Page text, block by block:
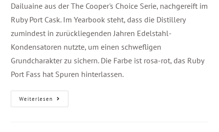
Dailuaine aus der The Cooper's Choice Serie, nachgereift im
Ruby Port Cask. Im Yearbook steht, dass die Distillery
zumindest in zurückliegenden Jahren Edelstahl-
Kondensatoren nutzte, um einen schwefligen
Grundcharakter zu sichern. Die Farbe ist rosa-rot, das Ruby
Port Fass hat Spuren hinterlassen.
Weiterlesen